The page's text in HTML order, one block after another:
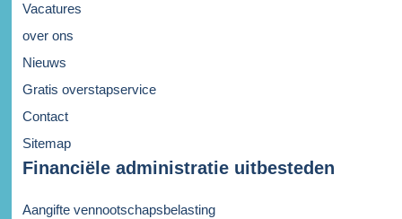
Vacatures
over ons
Nieuws
Gratis overstapservice
Contact
Sitemap
Financiële administratie uitbesteden
Aangifte vennootschapsbelasting